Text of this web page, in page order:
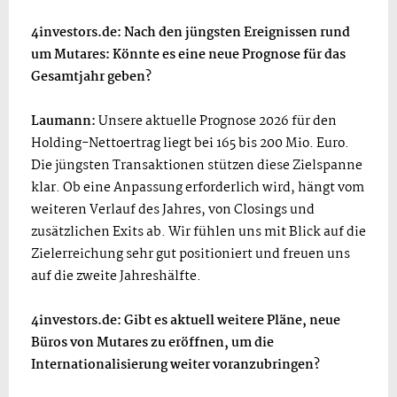
4investors.de: Nach den jüngsten Ereignissen rund
um Mutares: Könnte es eine neue Prognose für das
Gesamtjahr geben?
Laumann:Unsere aktuelle Prognose 2026 für den
Holding-Nettoertrag liegt bei 165 bis 200 Mio. Euro.
Die jüngsten Transaktionen stützen diese Zielspanne
klar. Ob eine Anpassung erforderlich wird, hängt vom
weiteren Verlauf des Jahres, von Closings und
zusätzlichen Exits ab. Wir fühlen uns mit Blick auf die
Zielerreichung sehr gut positioniert und freuen uns
auf die zweite Jahreshälfte.
4investors.de: Gibt es aktuell weitere Pläne, neue
Büros von Mutares zu eröffnen, um die
Internationalisierung weiter voranzubringen?